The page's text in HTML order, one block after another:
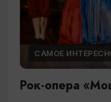
САМОЕ
Рок-опера